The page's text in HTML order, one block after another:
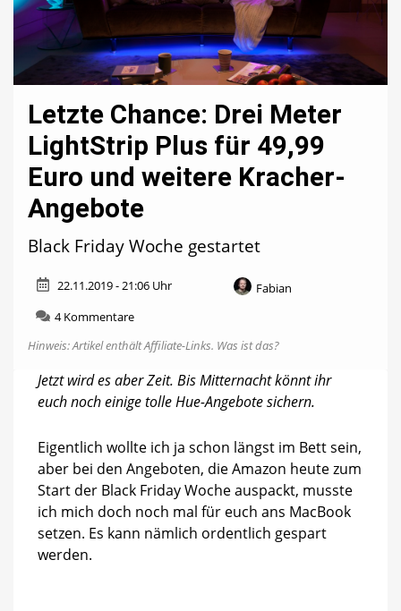
Letzte Chance: Drei Meter
LightStrip Plus für 49,99
Euro und weitere Kracher-
Angebote
Black Friday Woche gestartet
22.11.2019 - 21:06 Uhr
Fabian
4 Kommentarezu
Chance:
Meter
LightStrip
49,99
Euro
und
weitere
Kracher-
Angebote
Hinweis: Artikel enthält Affiliate-Links. Was ist das?
Jetzt wird es aber Zeit. Bis Mitternacht könnt ihr
euch noch einige tolle Hue-Angebote sichern.
Eigentlich wollte ich ja schon längst im Bett sein,
aber bei den Angeboten, die Amazon heute zum
Start der Black Friday Woche auspackt, musste
ich mich doch noch mal für euch ans MacBook
setzen. Es kann nämlich ordentlich gespart
werden.